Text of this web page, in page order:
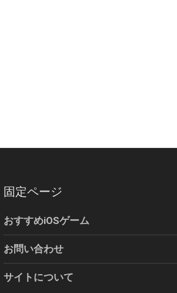
固定ページ
おすすめiOSゲーム
お問い合わせ
サイトについて